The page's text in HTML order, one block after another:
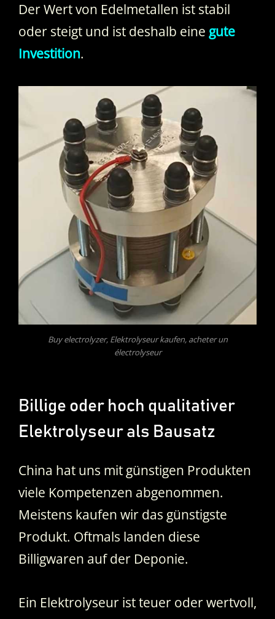
Der Wert von Edelmetallen ist stabil
oder steigt und ist deshalb eine gute
Investition.
Buy electrolyzer, Elektrolyseur kaufen, acheter un
électrolyseur
Billige oder hoch qualitativer
Elektrolyseur als Bausatz
China hat uns mit günstigen Produkten
viele Kompetenzen abgenommen.
Meistens kaufen wir das günstigste
Produkt. Oftmals landen diese
Billigwaren auf der Deponie.
Ein Elektrolyseur ist teuer oder wertvoll,